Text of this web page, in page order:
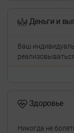
Деньги и
Ваш
Здоровье
Никогда не